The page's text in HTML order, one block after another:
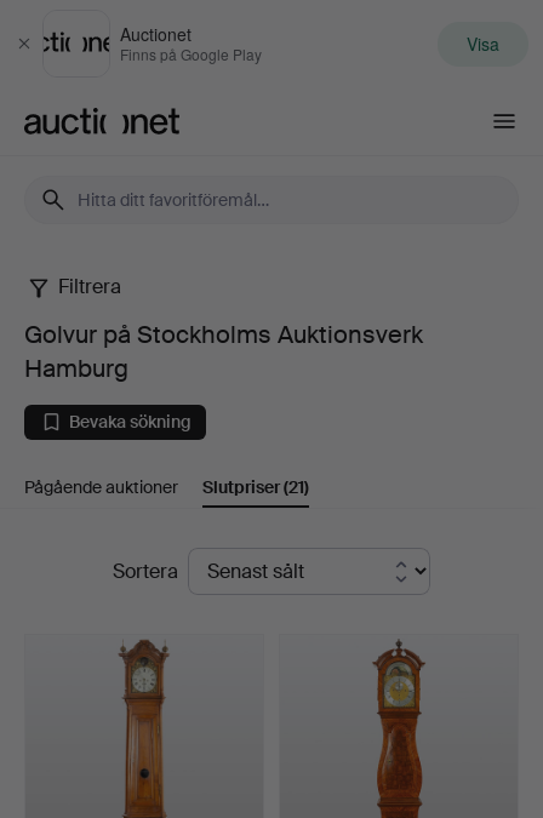
Stäng
Auctionet
Finns på Google Play Visa
Golvur
på
Stockholms
Auktionsverk
Filtrera
Golvur på Stockholms Auktionsverk
Hamburg
Bevaka sökning
Pågående auktioner Slutpriser(21)
SlutpriserSortera